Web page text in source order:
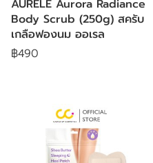
AURÈLE Aurora Radiance
Body Scrub (250g) สครับ
เกลือฟองนม ออเรล
฿490